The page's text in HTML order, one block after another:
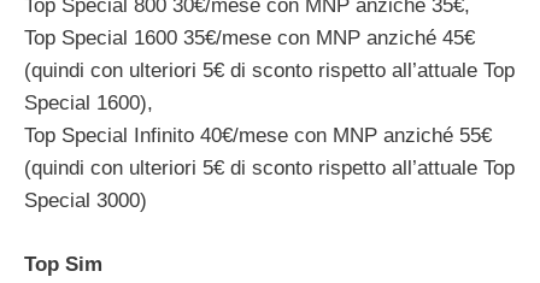
Top Special 800 30€/mese con MNP anziché 35€,
Top Special 1600 35€/mese con MNP anziché 45€
(quindi con ulteriori 5€ di sconto rispetto all’attuale Top
Special 1600),
Top Special Infinito 40€/mese con MNP anziché 55€
(quindi con ulteriori 5€ di sconto rispetto all’attuale Top
Special 3000)
Top Sim